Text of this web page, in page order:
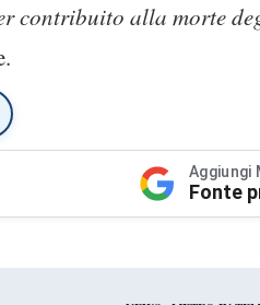
contribuito alla morte
Aggiungi
Fonte